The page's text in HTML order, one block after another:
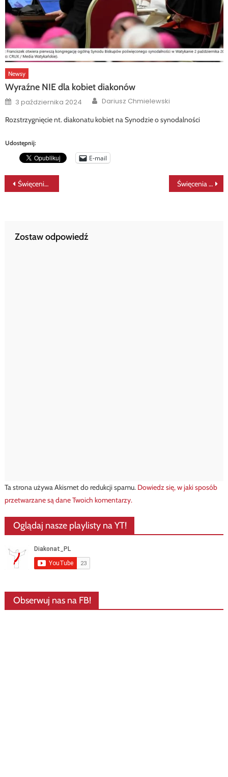
Newsy
Wyraźne NIE dla kobiet diakonów
Posted
on
3 października 2024 Author
Dariusz Chmielewski
Rozstrzygnięcie nt. diakonatu kobiet na Synodzie o synodalności
Udostępnij:
E-mail
Nawigacja
Święcenia diakonatu w Legnicy – aktualizacja Święcenia diakonatu w Zielonej Górze
Zostaw odpowiedź
Ta strona używa Akismet do redukcji spamu. Dowiedz się, w jaki sposób
przetwarzane są dane Twoich komentarzy.
Oglądaj nasze playlisty na YT!
Obserwuj nas na FB!